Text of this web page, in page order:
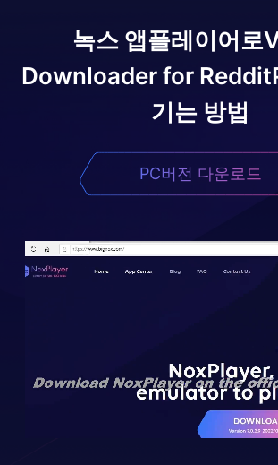
녹스 앱플레이어로
Downloader for Reddit
기는 방법
PC버전 다운로드